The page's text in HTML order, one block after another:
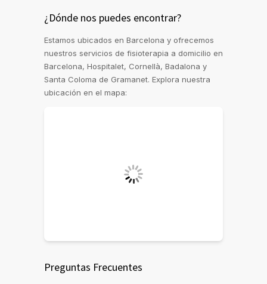
¿Dónde nos puedes encontrar?
Estamos ubicados en Barcelona y ofrecemos
nuestros servicios de fisioterapia a domicilio en
Barcelona, Hospitalet, Cornellà, Badalona y
Santa Coloma de Gramanet. Explora nuestra
ubicación en el mapa:
Preguntas Frecuentes